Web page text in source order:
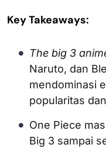
Key Takeaways:
The big 3
Naruto, dan
mendominasi
popularitas
One Piece
Big 3 sampai